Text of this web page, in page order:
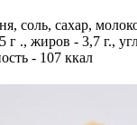
соль, сахар,
г ., жиров - 3,7 г.,
- 107 ккал